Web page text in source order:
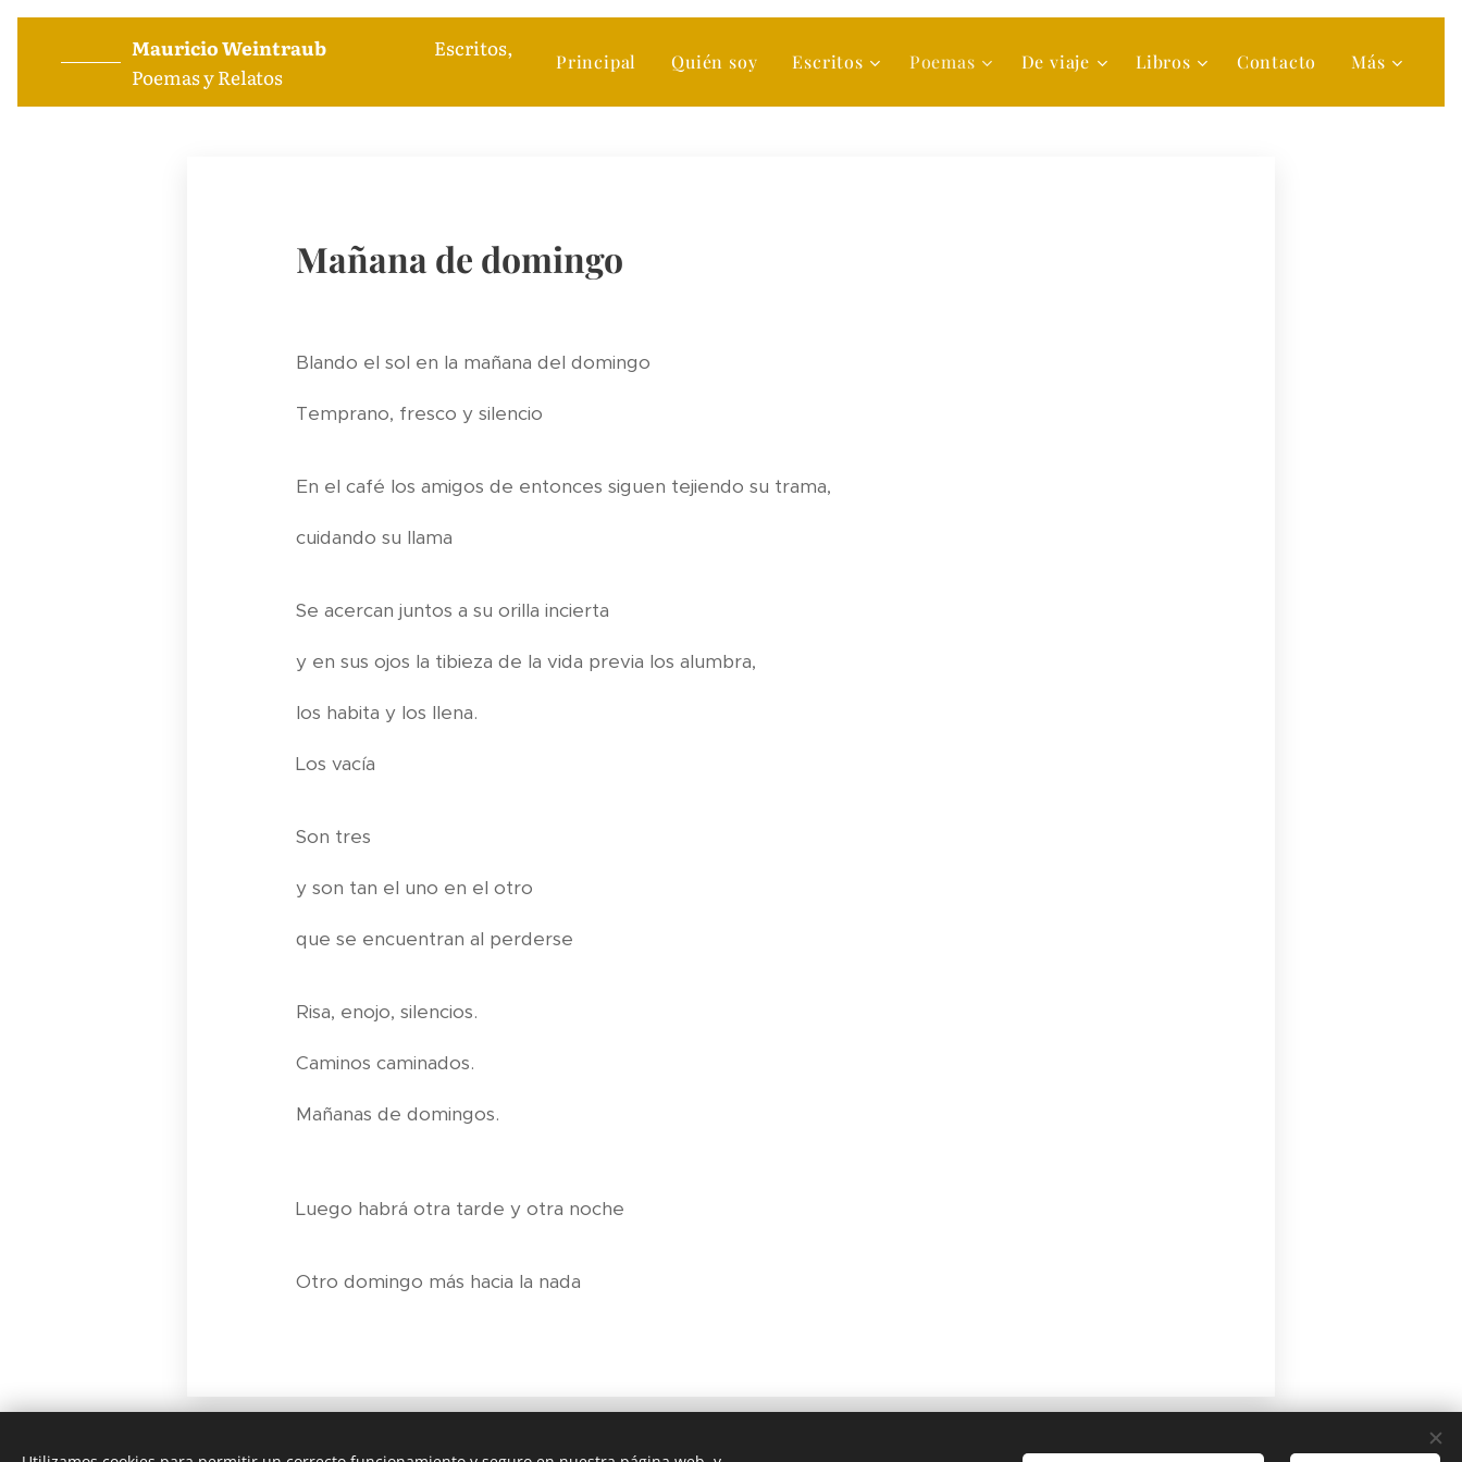
Mauricio Weintraub
Escritos,
Poemas y Relatos
Principal Quién soy Escritos Poemas De viaje Libros Contacto Más
Mañana de domingo
Blando el sol en la mañana del domingo
Temprano, fresco y silencio
En el café los amigos de entonces siguen tejiendo su trama,
cuidando su llama
Se acercan juntos a su orilla incierta
y en sus ojos la tibieza de la vida previa los alumbra,
los habita y los llena.
Los vacía
Son tres
y son tan el uno en el otro
que se encuentran al perderse
Risa, enojo, silencios.
Caminos caminados.
Mañanas de domingos.
Luego habrá otra tarde y otra noche
Otro domingo más hacia la nada